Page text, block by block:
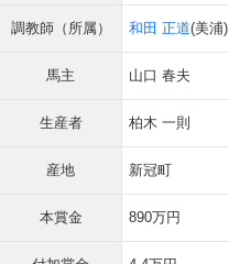
調教師（所属） 和田 正道(美浦)
馬主 山口 春夫
生産者 柏木 一則
産地 新冠町
本賞金 890万円